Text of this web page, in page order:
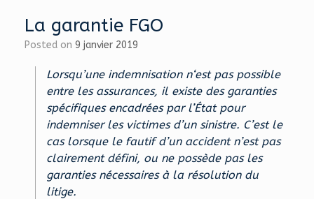
La garantie FGO
Posted on 9 janvier 2019
Lorsqu’une indemnisation n‘est pas possible
entre les assurances, il existe des garanties
spécifiques encadrées par l’État pour
indemniser les victimes d’un sinistre. C’est le
cas lorsque le fautif d’un accident n’est pas
clairement défini, ou ne possède pas les
garanties nécessaires à la résolution du
litige.